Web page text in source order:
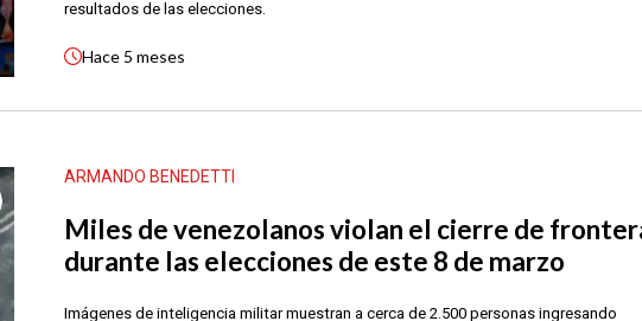
resultados de las elecciones.
Hace 5 meses
ARMANDO BENEDETTI
Miles de venezolanos violan el cierre de
durante las elecciones de este 8 de marzo
Imágenes de inteligencia militar muestran a cerca de 2.500 personas ingresando